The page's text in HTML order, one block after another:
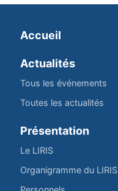
Accueil
Actualités
Tous les événements
Toutes les actualités
Présentation
Le LIRIS
Organigramme du LIRIS